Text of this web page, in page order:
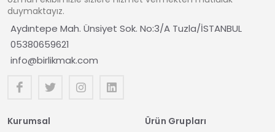
duymaktayız.
Aydıntepe Mah. Ünsiyet Sok. No:3/A Tuzla/İSTANBUL
05380659621
info@birlikmak.com
Kurumsal Ürün Grupları